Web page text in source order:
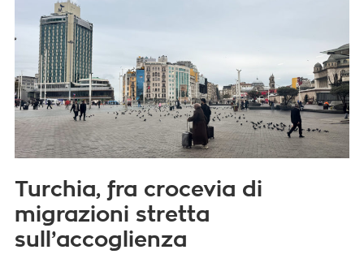
Turchia, fra crocevia di
migrazioni stretta
sull’accoglienza